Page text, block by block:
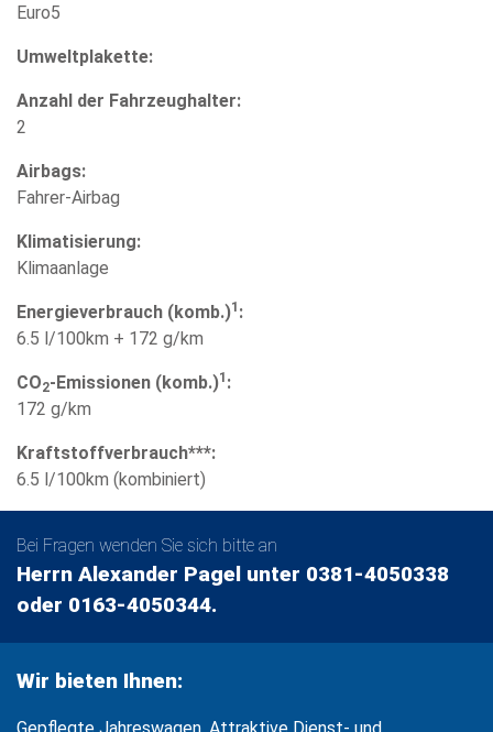
Euro5
Umweltplakette:
Anzahl der Fahrzeughalter:
2
Airbags:
Fahrer-Airbag
Klimatisierung:
Klimaanlage
Energieverbrauch (komb.)1 :
6.5 l/100km + 172 g/km
CO2-Emissionen (komb.)1 :
172 g/km
Kraftstoffverbrauch***:
6.5 l/100km (kombiniert)
Bei Fragen wenden Sie sich bitte an
Herrn Alexander Pagel unter 0381-4050338
oder 0163-4050344.
Wir bieten Ihnen: